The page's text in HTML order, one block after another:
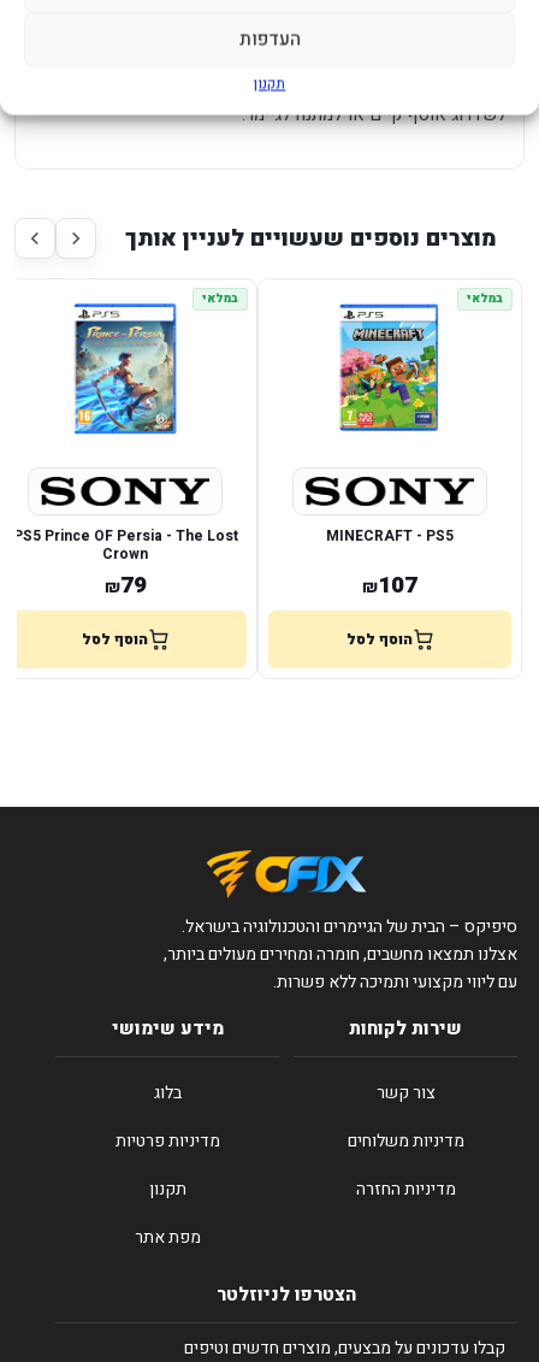
העדפות
תקנון
מתאים לבעלי PlayStation 5 שמחפשים משחק נוסף לקונסולה,
לשדרוג אוסף קיים או למתנה לגיימר.
מוצרים נוספים שעשויים לעניין אותך
במלאי
MINECRAFT - PS5
₪107
הוסף לסל
במלאי
PS5 Prince OF Persia - The Lost
Crown
₪79
הוסף לסל
סיפיקס – הבית של הגיימרים והטכנולוגיה בישראל.
אצלנו תמצאו מחשבים, חומרה ומחירים מעולים ביותר,
עם ליווי מקצועי ותמיכה ללא פשרות.
שירות לקוחות
צור קשר
מדיניות משלוחים
מדיניות החזרה
מידע שימושי
בלוג
מדיניות פרטיות
תקנון
מפת אתר
הצטרפו לניוזלטר
קבלו עדכונים על מבצעים, מוצרים חדשים וטיפים